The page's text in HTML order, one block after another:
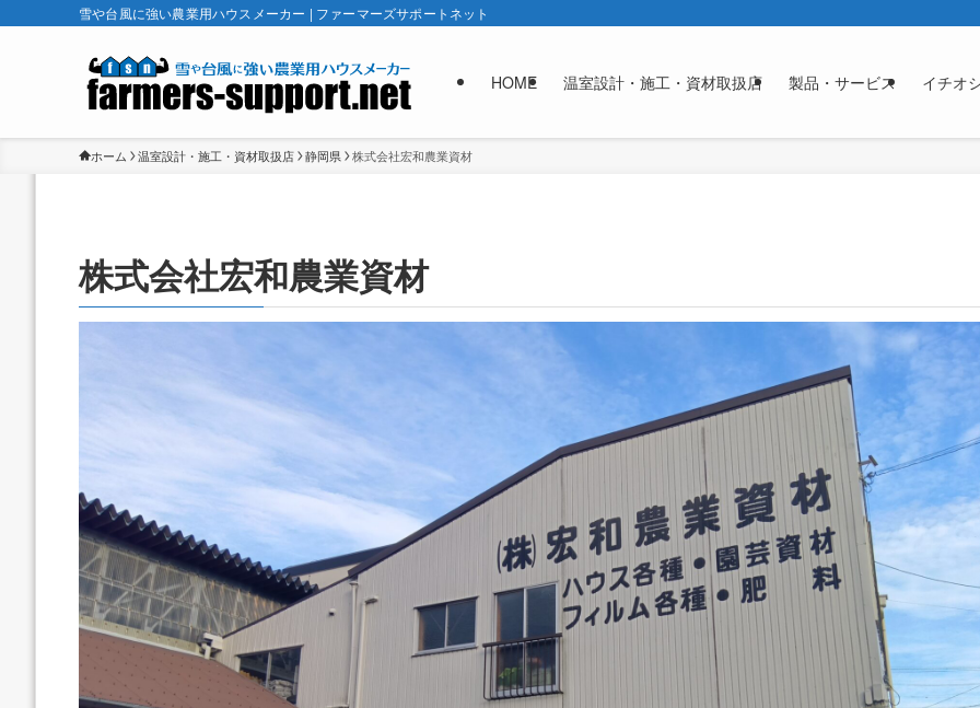
雪や台風に強い農業用ハウスメーカー | ファーマーズサポートネット
HOME 温室設計・施工・資材取扱店 製品・サービス イチオ
ホーム 温室設計・施工・資材取扱店 静岡県 株式会社宏和農業資材
株式会社宏和農業資材